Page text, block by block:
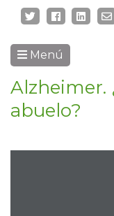
Menú
Alzheimer.
abuelo?